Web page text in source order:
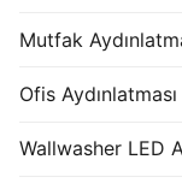
Mutfak
Ofis Aydınlatması
Wallwasher LED